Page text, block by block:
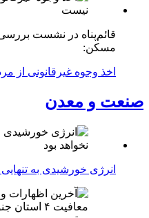
قائم‌پناه در نشست
مسکن:
اخذ وجوه غیرقانونی از
صنعت و معدن
انرژی خورشیدی به